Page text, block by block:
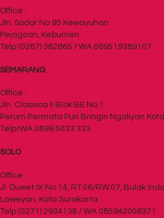
Office :
Jln. Sodor No 95 Kewayuhan
Pejagoan, Kebumen
Telp (0287) 382865 / WA 089519389107
SEMARANG
Office :
Jln. Classica II Blok BE No.1
Perum Permata Puri Bringin Ngaliyan
Telp/WA 0899 5033 333
SOLO
Office :
Jl. Duwet IX No.14, RT.06/RW.07, Bulak
Laweyan, Kota Surakarta
Telp (0271) 2934138 / WA 085942006371